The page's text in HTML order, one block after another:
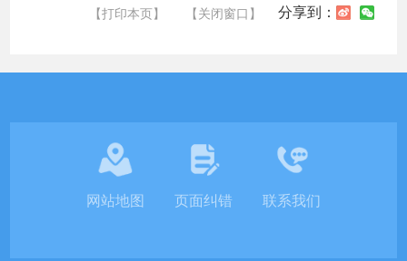
【打印本页】 【关闭窗口】 分享到：
网站地图 页面纠错 联系我们